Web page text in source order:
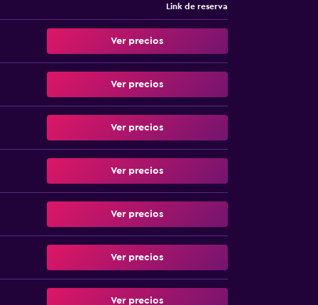
Link de reserva
Ver precios
Ver precios
Ver precios
Ver precios
Ver precios
Ver precios
Ver precios